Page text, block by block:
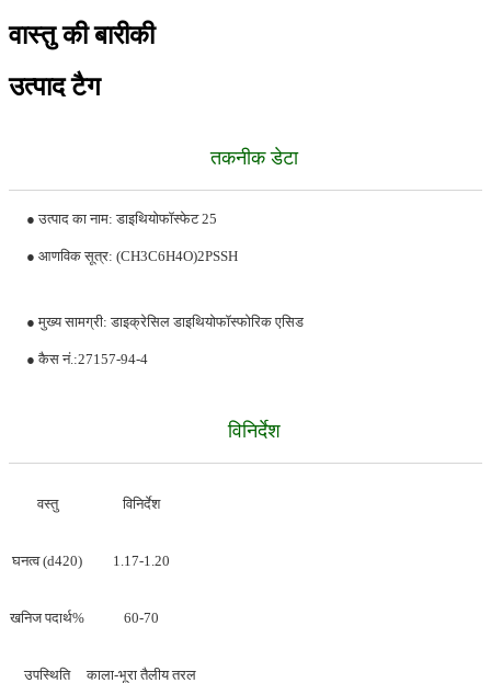
वास्तु की बारीकी
उत्पाद टैग
तकनीक डेटा
● उत्पाद का नाम: डाइथियोफॉस्फेट 25
● आणविक सूत्र: (CH3C6H4O)2PSSH
● मुख्य सामग्री: डाइक्रेसिल डाइथियोफॉस्फोरिक एसिड
● कैस नं.:27157-94-4
विनिर्देश
वस्तु विनिर्देश
घनत्व (d420) 1.17-1.20
खनिज पदार्थ% 60-70
उपस्थिति काला-भूरा तैलीय तरल